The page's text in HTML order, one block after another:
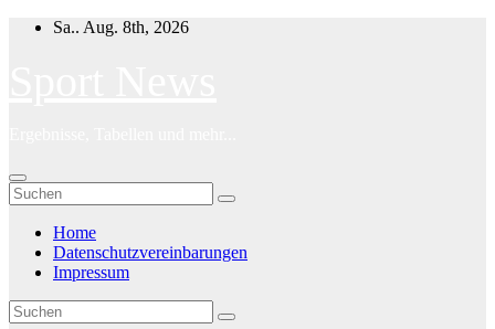
Zum
Sa.. Aug. 8th, 2026
Home
Datenschutzvereinbarungen
Impressum